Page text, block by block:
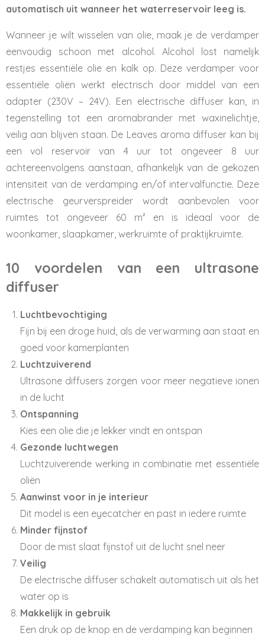
automatisch uit wanneer het waterreservoir leeg is.
Wanneer je wilt wisselen van olie, maak je de verdamper
eenvoudig schoon met alcohol. Alcohol lost namelijk
restjes essentiële olie en kalk op. Deze verdamper voor
essentiële oliën werkt electrisch door middel van een
adapter (230V – 24V). Een electrische diffuser kan, in
tegenstelling tot een aromabrander met waxinelichtje,
veilig aan blijven staan. De Leaves aroma diffuser kan bij
een vol reservoir van 4 uur tot ongeveer 8 uur
achtereenvolgens aanstaan, afhankelijk van de gekozen
intensiteit van de verdamping en/of intervalfunctie. Deze
electrische geurverspreider wordt aanbevolen voor
ruimtes tot ongeveer 60 m² en is ideaal voor de
woonkamer, slaapkamer, werkruimte of praktijkruimte.
10 voordelen van een ultrasone
diffuser
Luchtbevochtiging
Fijn bij een droge huid, als de verwarming aan staat en
goed voor kamerplanten
Luchtzuiverend
Ultrasone diffusers zorgen voor meer negatieve ionen
in de lucht
Ontspanning
Kies een olie die je lekker vindt en ontspan
Gezonde luchtwegen
Luchtzuiverende werking in combinatie met essentiële
oliën
Aanwinst voor in je interieur
Dit model is een eyecatcher en past in iedere ruimte
Minder fijnstof
Door de mist slaat fijnstof uit de lucht snel neer
Veilig
De electrische diffuser schakelt automatisch uit als het
water op is
Makkelijk in gebruik
Een druk op de knop en de verdamping kan beginnen